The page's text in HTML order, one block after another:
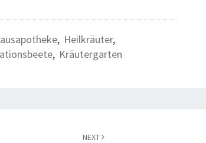
, Heilkräuter,
, Kräutergarten
NEXT